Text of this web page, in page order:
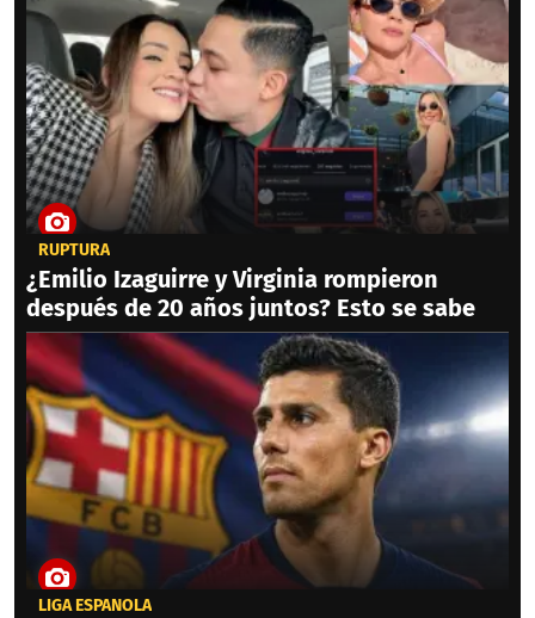
RUPTURA
¿Emilio Izaguirre y Virginia rompieron
después de 20 años juntos? Esto se sabe
LIGA ESPAÑOLA